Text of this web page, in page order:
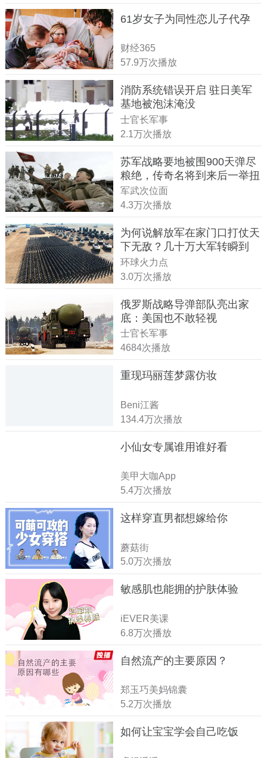
61岁女子为同性恋儿子代孕
财经365
57.9万次播放
消防系统错误开启 驻日美军
基地被泡沫淹没
士官长军事
2.1万次播放
苏军战略要地被围900天弹尽
粮绝，传奇名将到来后一举扭
转战局
军武次位面
4.3万次播放
为何说解放军在家门口打仗天
下无敌？几十万大军转瞬到
达！
环球火力点
3.0万次播放
俄罗斯战略导弹部队亮出家
底：美国也不敢轻视
士官长军事
4684次播放
重现玛丽莲梦露仿妆
Beni江酱
134.4万次播放
小仙女专属谁用谁好看
美甲大咖App
5.4万次播放
这样穿直男都想嫁给你
蘑菇街
5.0万次播放
敏感肌也能拥的护肤体验
iEVER美课
6.8万次播放
自然流产的主要原因？
郑玉巧美妈锦囊
5.2万次播放
如何让宝宝学会自己吃饭